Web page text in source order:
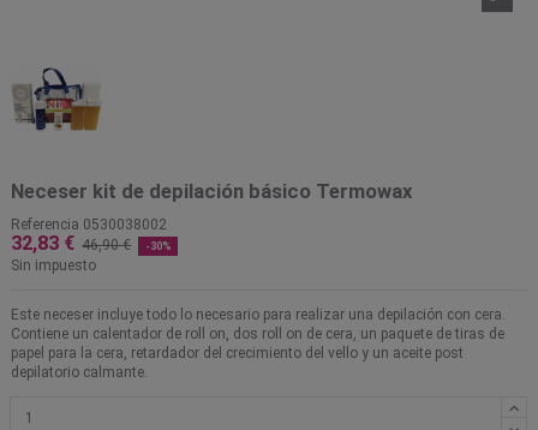
Neceser kit de depilación básico Termowax
Referencia 0530038002
32,83 € 46,90 € -30%
Sin impuesto
Este neceser incluye todo lo necesario para realizar una depilación con cera.
Contiene un calentador de roll on, dos roll on de cera, un paquete de tiras de
papel para la cera, retardador del crecimiento del vello y un aceite post
depilatorio calmante.